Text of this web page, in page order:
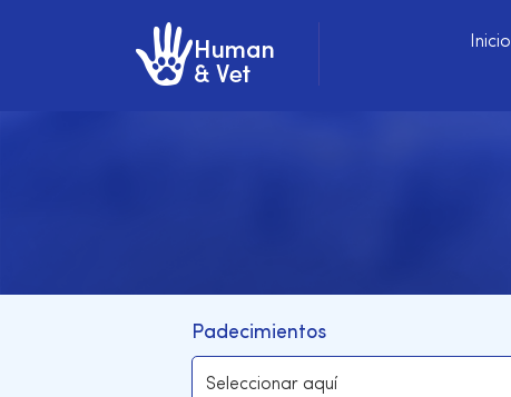
Inicio
Padecimientos